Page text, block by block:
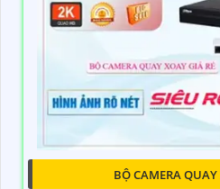
BỘ CAMERA QUAY